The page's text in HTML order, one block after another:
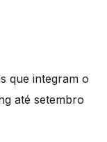
que integram o
até setembro